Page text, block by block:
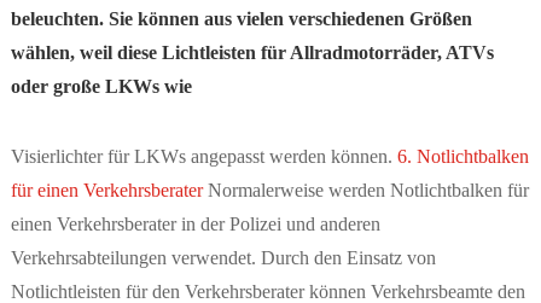
beleuchten. Sie können aus vielen verschiedenen Größen
wählen, weil diese Lichtleisten für Allradmotorräder, ATVs
oder große LKWs wie
Visierlichter für LKWs angepasst werden können. 6. Notlichtbalken
für einen VerkehrsberaterNormalerweise werden Notlichtbalken für
einen Verkehrsberater in der Polizei und anderen
Verkehrsabteilungen verwendet. Durch den Einsatz von
Notlichtleisten für den Verkehrsberater können Verkehrsbeamte den